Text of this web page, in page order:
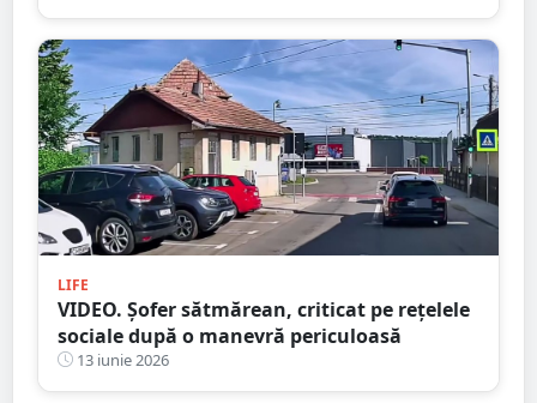
LIFE
VIDEO. Șofer sătmărean, criticat pe rețelele
sociale după o manevră periculoasă
13 iunie 2026